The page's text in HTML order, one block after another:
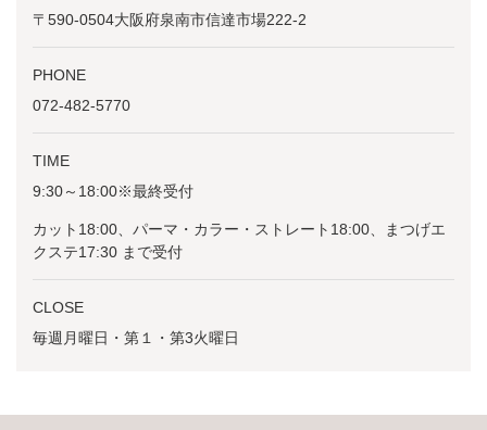
〒590-0504大阪府泉南市信達市場222-2
PHONE
072-482-5770
TIME
9:30～18:00※最終受付
カット18:00、パーマ・カラー・ストレート18:00、まつげエ
クステ17:30 まで受付
CLOSE
毎週月曜日・第１・第3火曜日